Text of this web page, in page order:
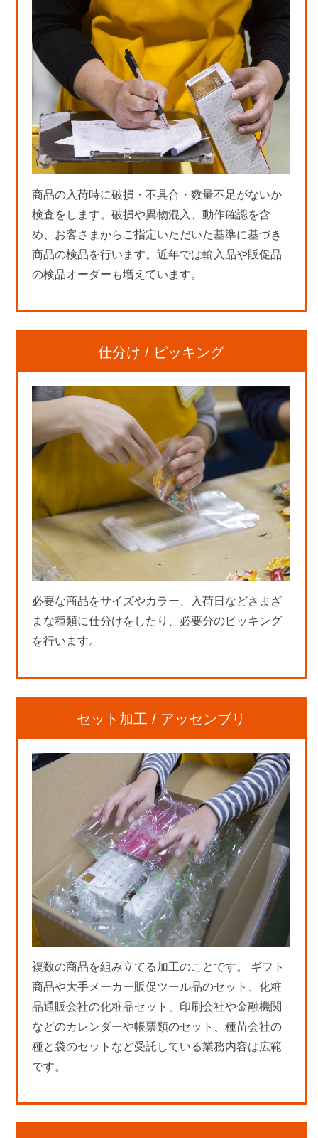
商品の入荷時に破損・不具合・数量不足がないか
検査をします。破損や異物混入、動作確認を含
め、お客さまからご指定いただいた基準に基づき
商品の検品を行います。近年では輸入品や販促品
の検品オーダーも増えています。
仕分け / ピッキング
必要な商品をサイズやカラー、入荷日などさまざ
まな種類に仕分けをしたり、必要分のピッキング
を行います。
セット加工 / アッセンブリ
複数の商品を組み立てる加工のことです。 ギフト
商品や大手メーカー販促ツール品のセット、化粧
品通販会社の化粧品セット、印刷会社や金融機関
などのカレンダーや帳票類のセット、種苗会社の
種と袋のセットなど受託している業務内容は広範
です。